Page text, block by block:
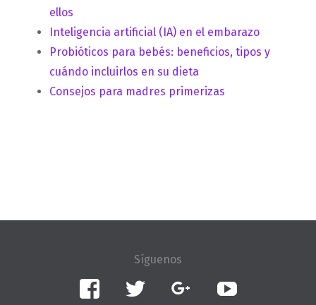
ellos
Inteligencia artificial (IA) en el embarazo
Probióticos para bebés: beneficios, tipos y
cuándo incluirlos en su dieta
Consejos para madres primerizas
Facebook Twitter Google+